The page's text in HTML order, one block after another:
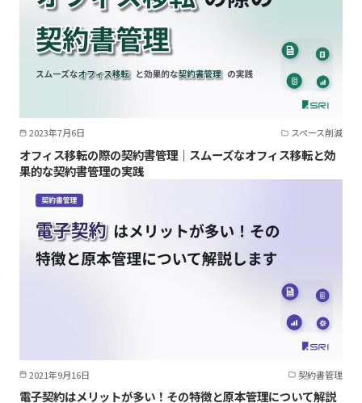
2023年7月6日 スペース削減
オフィス移転の際の契約書管理｜スムーズなオフィス移転と効
果的な契約書管理の実践
2021年9月16日 契約書管理
電子契約はメリットが多い！その特徴と原本管理について解説